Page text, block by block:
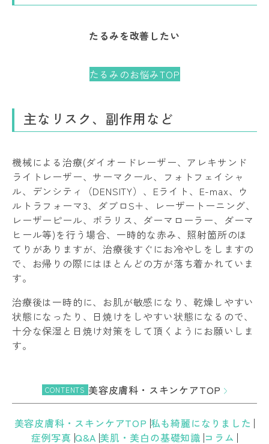
たるみを改善したい
たるみのお悩みTOP
主なリスク、副作用など
機械による治療(ダイオードレーザー、アレキサンド
ライトレーザー、サーマクール、フォトフェイシャ
ル、デンシティ（DENSITY）、Eライト、E-max、ウ
ルトラフォーマ3、ダブロS＋、レーザートーニング、
レーザーピール、ポラリス、ダーマローラー、ダーマ
ヒール等)を行う場合、一時的な赤み、照射箇所のほ
てりがありますが、治療後すぐにお冷やしをしますの
で、お帰りの際にはほとんどの方が落ち着かれていま
す。
治療後は一時的に、お肌が敏感になり、乾燥しやすい
状態になったり、日焼けをしやすい状態になるので、
十分な保湿と日焼け対策をして頂くようにお願いしま
す。
CONTENTS 美容皮膚科・スキンケアTOP
美容皮膚科・スキンケアTOP 私も綺麗になりました
症例写真 Q&A美肌・美白の基礎知識 コラム